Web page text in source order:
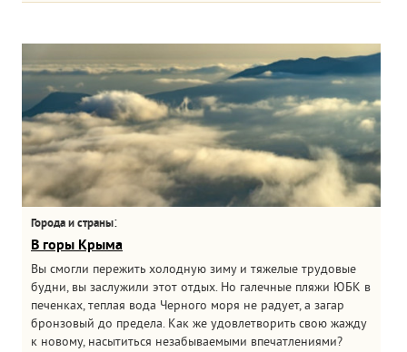
Города и страны:
В горы Крыма
Вы смогли пережить холодную зиму и тяжелые трудовые
будни, вы заслужили этот отдых. Но галечные пляжи ЮБК в
печенках, теплая вода Черного моря не радует, а загар
бронзовый до предела. Как же удовлетворить свою жажду
к новому, насытиться незабываемыми впечатлениями?